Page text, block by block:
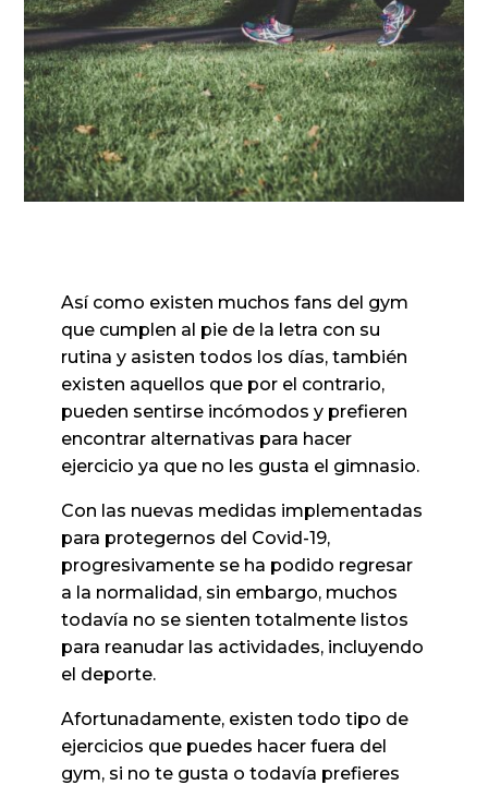
Así como existen muchos fans del gym
que cumplen al pie de la letra con su
rutina y asisten todos los días, también
existen aquellos que por el contrario,
pueden sentirse incómodos y prefieren
encontrar alternativas para hacer
ejercicio ya que no les gusta el gimnasio.
Con las nuevas medidas implementadas
para protegernos del Covid-19,
progresivamente se ha podido regresar
a la normalidad, sin embargo, muchos
todavía no se sienten totalmente listos
para reanudar las actividades, incluyendo
el deporte.
Afortunadamente, existen todo tipo de
ejercicios que puedes hacer fuera del
gym, si no te gusta o todavía prefieres